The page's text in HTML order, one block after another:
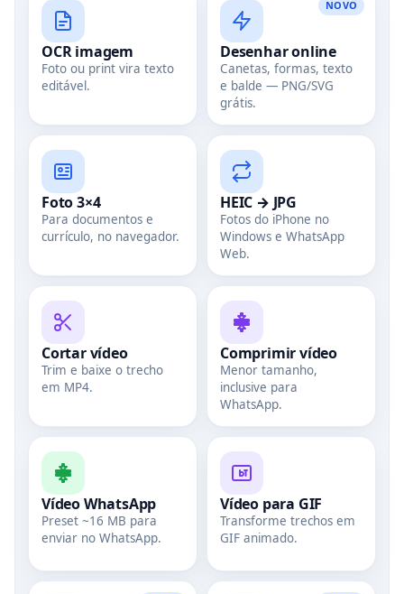
OCR imagem
Foto ou print vira texto
editável.
NOVO
Desenhar online
Canetas, formas, texto
e balde — PNG/SVG
grátis.
Foto 3×4
Para documentos e
currículo, no navegador.
HEIC → JPG
Fotos do iPhone no
Windows e WhatsApp
Web.
Cortar vídeo
Trim e baixe o trecho
em MP4.
Comprimir vídeo
Menor tamanho,
inclusive para
WhatsApp.
Vídeo WhatsApp
Preset ~16 MB para
enviar no WhatsApp.
Vídeo para GIF
Transforme trechos em
GIF animado.